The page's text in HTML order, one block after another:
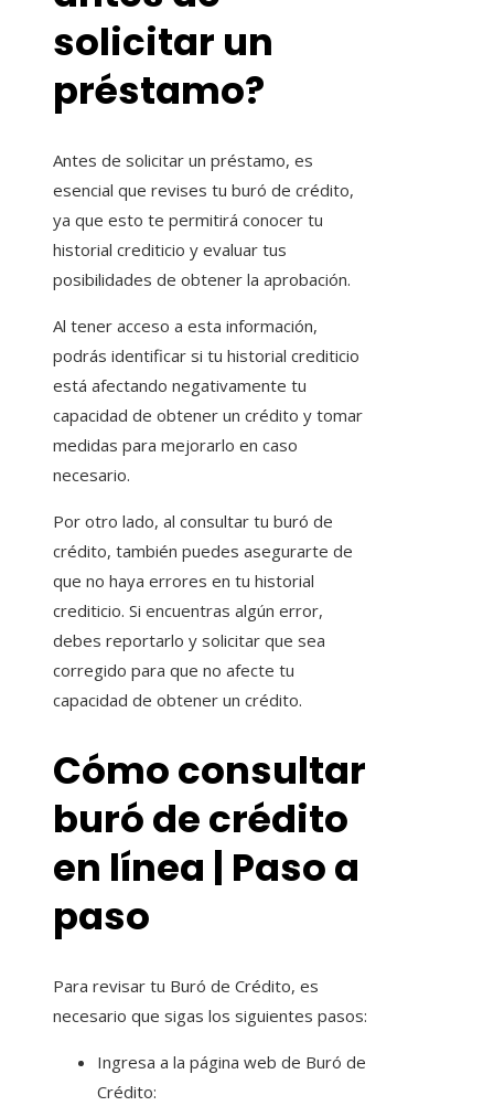
solicitar un
préstamo?
Antes de solicitar un préstamo, es
esencial que revises tu buró de crédito,
ya que esto te permitirá conocer tu
historial crediticio y evaluar tus
posibilidades de obtener la aprobación.
Al tener acceso a esta información,
podrás identificar si tu historial crediticio
está afectando negativamente tu
capacidad de obtener un crédito y tomar
medidas para mejorarlo en caso
necesario.
Por otro lado, al consultar tu buró de
crédito, también puedes asegurarte de
que no haya errores en tu historial
crediticio. Si encuentras algún error,
debes reportarlo y solicitar que sea
corregido para que no afecte tu
capacidad de obtener un crédito.
Cómo consultar
buró de crédito
en línea | Paso a
paso
Para revisar tu Buró de Crédito, es
necesario que sigas los siguientes pasos:
Ingresa a la página web de Buró de
Crédito: